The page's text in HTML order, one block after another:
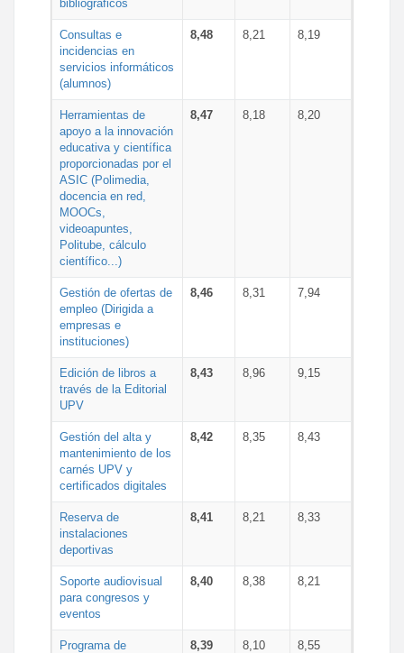
bibliográficos
Consultas e
incidencias en
servicios informáticos
(alumnos)
8,48 8,21 8,19
Herramientas de
apoyo a la innovación
educativa y científica
proporcionadas por el
ASIC (Polimedia,
docencia en red,
MOOCs,
videoapuntes,
Politube, cálculo
científico...)
8,47 8,18 8,20
Gestión de ofertas de
empleo (Dirigida a
empresas e
instituciones)
8,46 8,31 7,94
Edición de libros a
través de la Editorial
UPV
8,43 8,96 9,15
Gestión del alta y
mantenimiento de los
carnés UPV y
certificados digitales
8,42 8,35 8,43
Reserva de
instalaciones
deportivas
8,41 8,21 8,33
Soporte audiovisual
para congresos y
eventos
8,40 8,38 8,21
Programa de
8,39 8,10 8,55